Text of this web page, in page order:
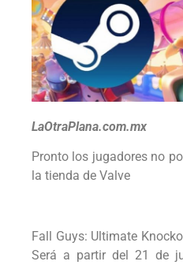
LaOtraPlana.com.mx
Pronto los jugadores no
la tienda de Valve
Fall Guys: Ultimate
Será a partir del 21 de